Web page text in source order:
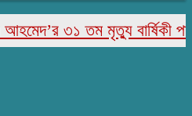
৩১ তম মৃত্যু বার্ষিকী পালিত